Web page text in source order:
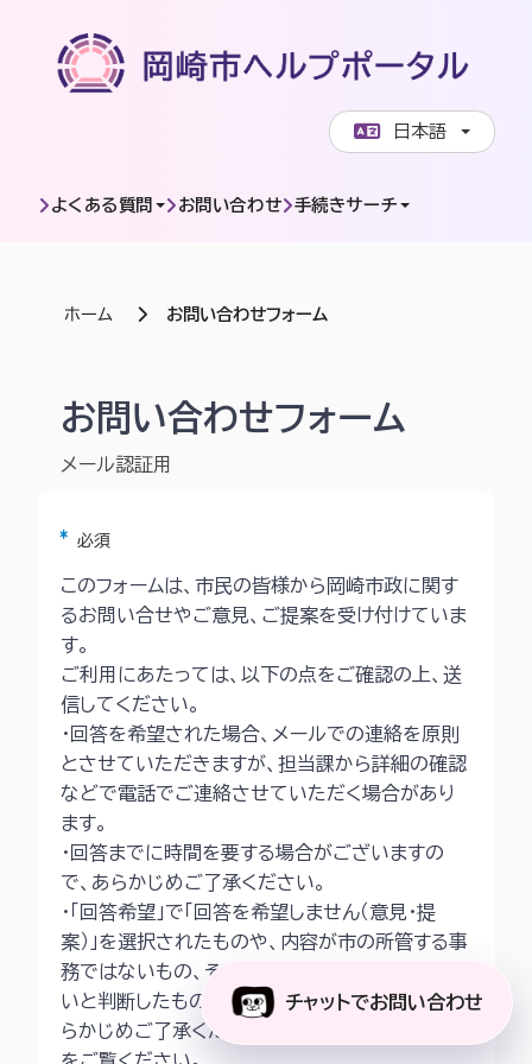
日本語
よくある質問 お問い合わせ 手続きサーチ
ホーム お問い合わせフォーム
岡崎市ヘルプポータル | お問い合わせフォーム
お問い合わせフォーム
メール認証用
アスタリスク
必須
このフォームは、市民の皆様から岡崎市政に関す
るお問い合せやご意見、ご提案を受け付けていま
す。
ご利用にあたっては、以下の点をご確認の上、送
信してください。
・回答を希望された場合、メールでの連絡を原則
とさせていただきますが、担当課から詳細の確認
などで電話でご連絡させていただく場合があり
ます。
・回答までに時間を要する場合がございますの
で、あらかじめご了承ください。
・「回答希望」で「回答を希望しません（意見・提
案）」を選択されたものや、内容が市の所管する事
務ではないもの、その他回答することが適当でな
いと判断したものは回答いたしかねますので、あ
らかじめご了承ください。詳細は
チャットでお問い合わせ